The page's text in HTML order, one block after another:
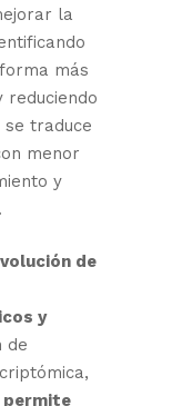
la
más
reduciendo
se traduce
menor
y
de
y
de
permite